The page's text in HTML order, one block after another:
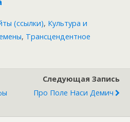
(ссылки), Культура и
, Трансцендентное
Следующая Запись
Про Поле Наси Демич